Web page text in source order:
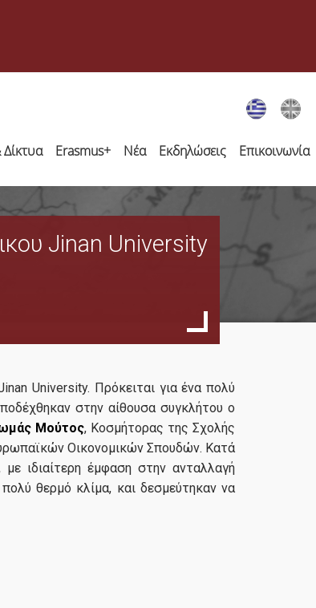
Δίκτυα Erasmus+ Νέα Εκδηλώσεις Επικοινωνία
Jinan University
University. Πρόκειται για ένα πολύ
στην αίθουσα συγκλήτου ο
Μούτος, Κοσμήτορας της Σχολής
Οικονομικών Σπουδών. Κατά
ιδιαίτερη έμφαση στην ανταλλαγή
θερμό κλίμα, και δεσμεύτηκαν να